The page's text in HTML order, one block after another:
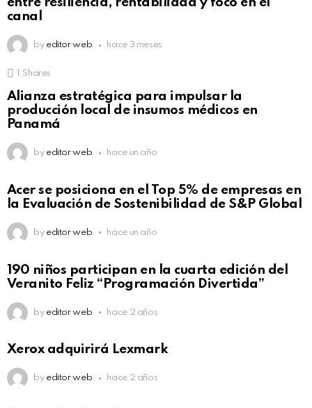
entre resiliencia, rentabilidad y foco en el
canal
by editor web hace 3 meses
Shares
Alianza estratégica para impulsar la
producción local de insumos médicos en
Panamá
by editor web hace un año
Acer se posiciona en el Top 5% de empresas en
la Evaluación de Sostenibilidad de S&P Global
by editor web hace un año
190 niños participan en la cuarta edición del
Veranito Feliz “Programación Divertida”
by editor web hace 2 años
Xerox adquirirá Lexmark
by editor web hace 2 años